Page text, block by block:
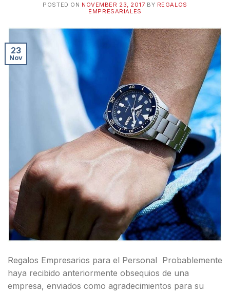
POSTED ON NOVEMBER 23, 2017 BY REGALOS
EMPRESARIALES
23
Nov
Regalos Empresarios para el Personal Probablemente
haya recibido anteriormente obsequios de una
empresa, enviados como agradecimientos para su